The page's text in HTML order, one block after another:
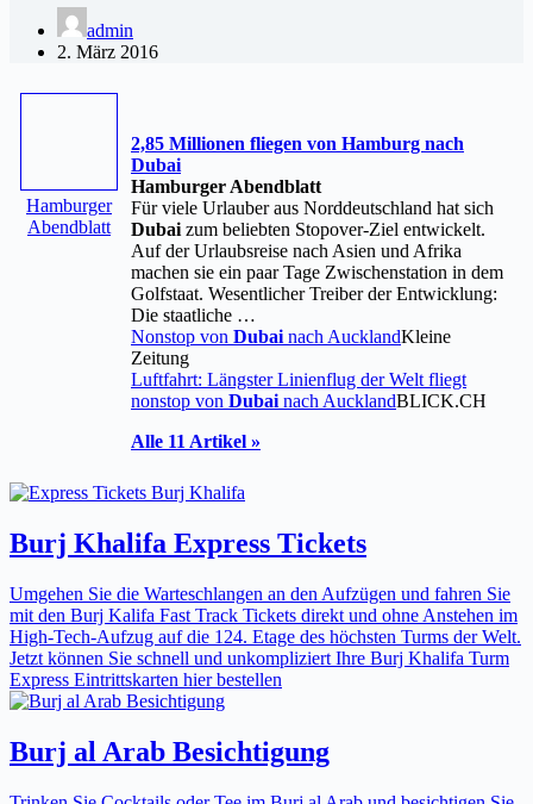
admin
2. März 2016
Hamburger
Abendblatt
2,85 Millionen fliegen von Hamburg nach
Dubai
Hamburger Abendblatt
Für viele Urlauber aus Norddeutschland hat sich
Dubai zum beliebten Stopover-Ziel entwickelt.
Auf der Urlaubsreise nach Asien und Afrika
machen sie ein paar Tage Zwischenstation in dem
Golfstaat. Wesentlicher Treiber der Entwicklung:
Die staatliche …
Nonstop von Dubai nach AucklandKleine
Zeitung
Luftfahrt: Längster Linienflug der Welt fliegt
nonstop von Dubai nach AucklandBLICK.CH
Alle 11 Artikel »
Burj Khalifa Express Tickets
Umgehen Sie die Warteschlangen an den Aufzügen und fahren Sie
mit den Burj Kalifa Fast Track Tickets direkt und ohne Anstehen im
High-Tech-Aufzug auf die 124. Etage des höchsten Turms der Welt.
Jetzt können Sie schnell und unkompliziert Ihre Burj Khalifa Turm
Express Eintrittskarten hier bestellen
Burj al Arab Besichtigung